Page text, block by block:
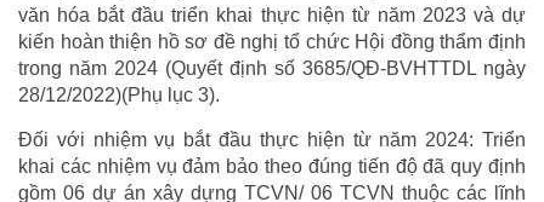
văn hóa bắt đầu triển khai thực hiện từ năm 2023 và dự
kiến hoàn thiện hồ sơ đề nghị tổ chức Hội đồng thẩm định
trong năm 2024 (Quyết định số 3685/QĐ-BVHTTDL ngày
28/12/2022)(Phụ lục 3).
Đối với nhiệm vụ bắt đầu thực hiện từ năm 2024: Triển
khai các nhiệm vụ đảm bảo theo đúng tiến độ đã quy định
gồm 06 dự án xây dựng TCVN/ 06 TCVN thuộc các lĩnh